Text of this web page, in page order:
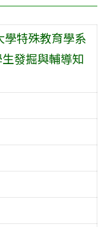
學特殊教育學系
發掘與輔導知